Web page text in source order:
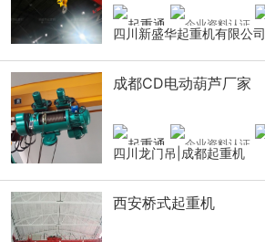
四川新盛华起重机有限公司
成都CD电动葫芦厂家
四川龙门吊|成都起重机
西安桥式起重机